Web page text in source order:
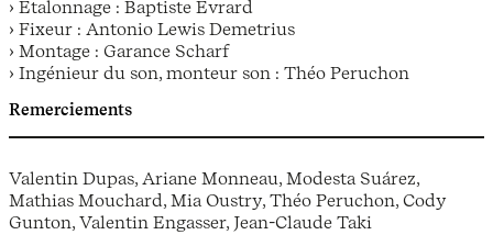
› Étalonnage : Baptiste Évrard
› Fixeur : Antonio Lewis Demetrius
› Montage : Garance Scharf
› Ingénieur du son, monteur son : Théo Peruchon
Remerciements
Valentin Dupas, Ariane Monneau, Modesta Suárez,
Mathias Mouchard, Mia Oustry, Théo Peruchon, Cody
Gunton, Valentin Engasser, Jean-Claude Taki